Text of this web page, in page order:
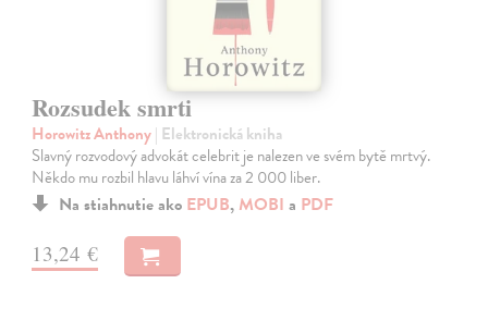
Rozsudek smrti
Horowitz Anthony| Elektronická kniha
Slavný rozvodový advokát celebrit je nalezen ve svém bytě mrtvý.
Někdo mu rozbil hlavu láhví vína za 2 000 liber.
Na stiahnutie ako EPUB, MOBI a PDF
13,24 €